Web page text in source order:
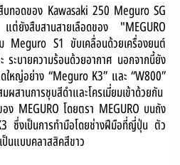
บทอดของ Kawasaki 250 Meguro SG
งสืบสานสายเลือดของ "MEGURO
Meguro S1 ขับเคลื่อนด้วยเครื่องยนต์
ะบายความร้อนด้วยอากาศ นอกจากนี้ยัง
ใหญ่อย่าง “Meguro K3” และ “W800”
ผสานการชุบสีดําและโครเมี่ยมเข้าด้วยกัน
ง MEGURO โดยตรา MEGURO บนถัง
ซึ่งเป็นการทำมือโดยช่างฝีมือที่ญี่ปุ่น ตัว
นแบบคลาสสิคสีขาว